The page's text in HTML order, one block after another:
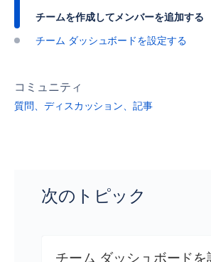
チームを作成してメンバーを追加する
チーム ダッシュボードを設定する
コミュニティ
質問、ディスカッション、記事
次のトピック
チーム ダッシュボードを